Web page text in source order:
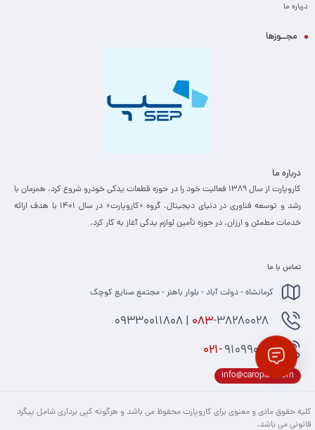
درباره ما
مجــوزها
درباره ما
کاروپارت از سال ۱۳۸۹ فعالیت خود را در حوزه قطعات یدکی خودرو شروع کرد. همزمان با
رشد و توسعه فناوری در دنیای دیجیتال، گروه «کاروپارت» در سال ۱۴۰۱ با هدف ارائه
خدمات مطمئن و ارزان، ­در حوزه تأمین لوازم یدکی آغاز به کار کرد.
تماس با ما
کرمانشاه - دولت آباد - بلوار باهنر - مجتمع صنایع کوچک
-38280028 | 09330011808
021-91099074
info@caropart.com
کلیه حقوق مادی و معنوی برای کاروپارت محفوظ می باشد و هرگونه کپی برداری شامل پیگرد
قانونی می باشد.